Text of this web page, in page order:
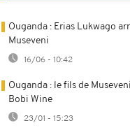
Ouganda : Erias Lukwago
Museveni
16/06 - 10:42
Ouganda : le fils de
Bobi Wine
23/01 - 15:23